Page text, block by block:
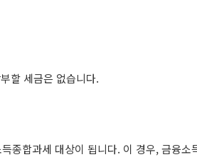
할 세금은 없습니다.
종합과세 대상이 됩니다. 이 경우, 금융소